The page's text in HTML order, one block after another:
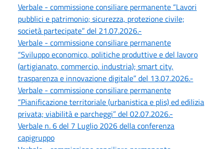
Verbale - commissione consiliare permanente “Lavori
pubblici e patrimonio; sicurezza, protezione civile;
società partecipate” del 21.07.2026.-
Verbale - commissione consiliare permanente
“Sviluppo economico, politiche produttive e del lavoro
(artigianato, commercio, industria); smart city,
trasparenza e innovazione digitale” del 13.07.2026.-
Verbale - commissione consiliare permanente
“Pianificazione territoriale (urbanistica e plis) ed edilizia
privata; viabilità e parcheggi” del 02.07.2026.-
Verbale n. 6 del 7 Luglio 2026 della conferenza
capigruppo